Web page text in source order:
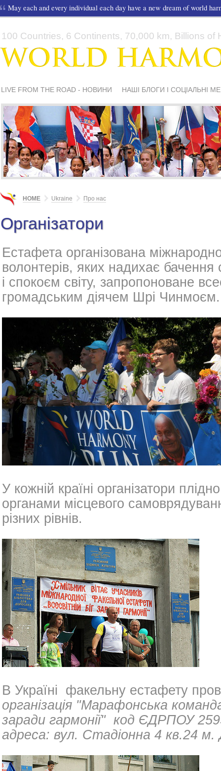
May each and every individual each day have a new dream of world
100 Countries, 6 Continents, 70,000 km, Billions of
LIVE FROM THE ROAD - НОВИНИ НАШІ БЛОГИ І СОЦІАЛЬНІ
HOME Ukraine Про нас
Організатори
Естафета організована
волонтерів, яких надихає бачення
і спокоєм світу, запропоноване
громадським діячем Шрі Чинмоєм.
У кожній країні організатори
органами місцевого
різних рівнів.
В Україні факельну естафету
організація "Марафонська
заради гармонії"код ЄДРПОУ
адреса: вул. Стадіонна 4 кв.24 м.